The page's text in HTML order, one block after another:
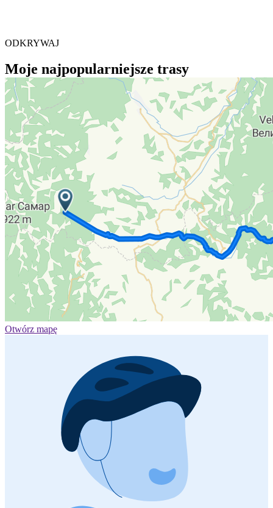
ODKRYWAJ
Moje najpopularniejsze trasy
Otwórz mapę